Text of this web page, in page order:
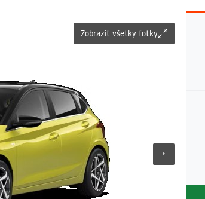
Zobraziť všetky fotky